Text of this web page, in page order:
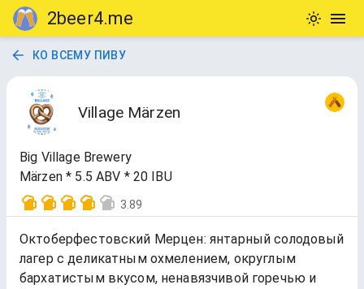
2beer4.me
КО ВСЕМУ ПИВУ
Village Märzen
Big Village Brewery
Märzen * 5.5 ABV * 20 IBU
3.89
Октоберфестовский Мерцен: янтарный солодовый
лагер с деликатным охмелением, округлым
бархатистым вкусом, ненавязчивой горечью и